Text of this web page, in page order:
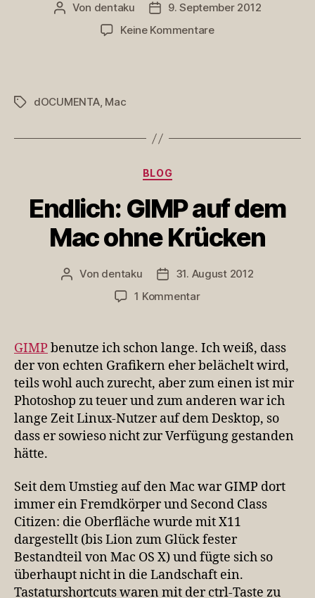
Beitragsautor
Von dentaku Veröffentlichungsdatum
9. September 2012
Keine Kommentarezu
alten
Schlagwörter
dOCUMENTA, Mac
Kategorien
BLOG
Endlich: GIMP auf dem
Mac ohne Krücken
Beitragsautor
Von dentaku Veröffentlichungsdatum
31. August 2012
1 Kommentarzu
auf
dem
Mac
ohne
Krücken
GIMPbenutze ich schon lange. Ich weiß, dass
der von echten Grafikern eher belächelt wird,
teils wohl auch zurecht, aber zum einen ist mir
Photoshop zu teuer und zum anderen war ich
lange Zeit Linux-Nutzer auf dem Desktop, so
dass er sowieso nicht zur Verfügung gestanden
hätte.
Seit dem Umstieg auf den Mac war GIMP dort
immer ein Fremdkörper und Second Class
Citizen: die Oberfläche wurde mit X11
dargestellt (bis Lion zum Glück fester
Bestandteil von Mac OS X) und fügte sich so
überhaupt nicht in die Landschaft ein.
Tastaturshortcuts waren mit der ctrl-Taste zu